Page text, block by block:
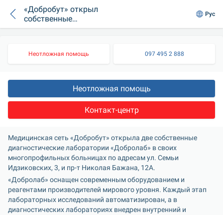
«Добробут» открыл
собственные
диагностические
Рус
Неотложная помощь 097 495 2 888
Неотложная помощь
Контакт-центр
Медицинская сеть «Добробут» открыла две собственные
диагностические лаборатории «Добролаб» в своих
многопрофильных больницах по адресам ул. Семьи
Идзиковских, 3, и пр-т Николая Бажана, 12А.
«Добролаб» оснащен современным оборудованием и
реагентами производителей мирового уровня. Каждый этап
лабораторных исследований автоматизирован, а в
диагностических лабораториях внедрен внутренний и